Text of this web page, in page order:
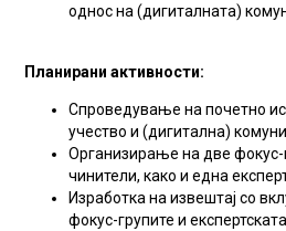
однос на (дигиталната)
Планирани активности:
Спроведување на почетно
учество и (дигитална)
Организирање на две фокус-
чинители, како и една
Изработка на извештај со
фокус-групите и